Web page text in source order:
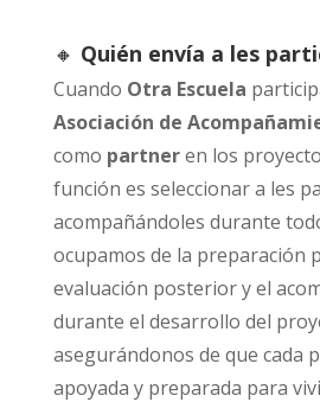
🔸 Quién envía a les
Cuando Otra Escuela
Asociación de
como partneren los
función es seleccionar a les
acompañándoles durante
ocupamos de la preparación
evaluación posterior y el
durante el desarrollo del
asegurándonos de que cada
apoyada y preparada para